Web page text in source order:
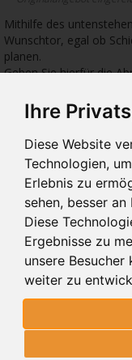
Ihre
Diese Website
Technologien,
Erlebnis zu
sehen, besser
Diese
Ergebnisse zu
unsere
weiter zu
Mithilfe des
Wunschtor, egal ob
planen.
Geben Sie hierfür die
10.228
FREIGABE
DREHTORE 10.228
2426 €
DREHTORE